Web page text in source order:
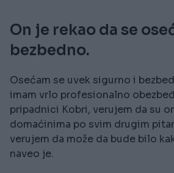
On je rekao da se
bezbedno.
Osećam se uvek sigurno i
imam vrlo profesionalno
pripadnici Kobri, verujem da su
domaćinima po svim drugim
verujem da može da bude bilo
naveo je.